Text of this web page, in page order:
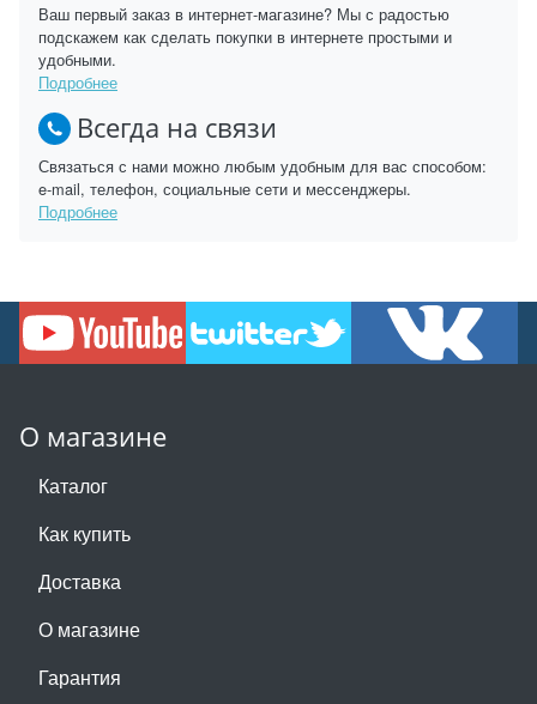
Ваш первый заказ в интернет-магазине? Мы с радостью
подскажем как сделать покупки в интернете простыми и
удобными.
Подробнее
Всегда на связи
Связаться с нами можно любым удобным для вас способом:
e-mail, телефон, социальные сети и мессенджеры.
Подробнее
О магазине
Каталог
Как купить
Доставка
О магазине
Гарантия